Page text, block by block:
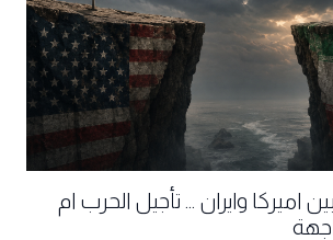
اميركا وايران ... تأجيل الحرب ام